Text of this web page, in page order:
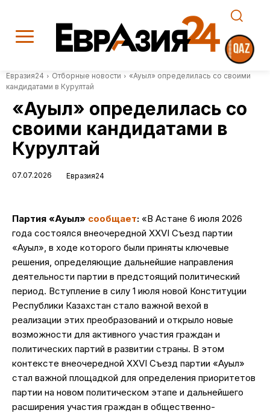
Евразия24 Отборные новости
«Ауыл» определилась со своими
кандидатами в Курултай
«Ауыл» определилась со
своими кандидатами в
Курултай
07.07.2026 Евразия24
Партия «Ауыл» сообщает: «В Астане 6 июля 2026
года состоялся внеочередной XXVI Съезд партии
«Ауыл», в ходе которого были приняты ключевые
решения, определяющие дальнейшие направления
деятельности партии в предстоящий политический
период. Вступление в силу 1 июля новой Конституции
Республики Казахстан стало важной вехой в
реализации этих преобразований и открыло новые
возможности для активного участия граждан и
политических партий в развитии страны. В этом
контексте внеочередной XXVI Съезд партии «Ауыл»
стал важной площадкой для определения приоритетов
партии на новом политическом этапе и дальнейшего
расширения участия граждан в общественно-